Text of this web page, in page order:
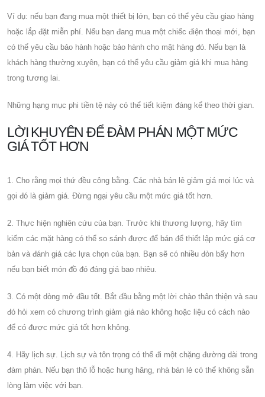
Ví dụ: nếu bạn đang mua một thiết bị lớn, bạn có thể yêu cầu giao hàng
hoặc lắp đặt miễn phí. Nếu bạn đang mua một chiếc điện thoại mới, bạn
có thể yêu cầu bảo hành hoặc bảo hành cho mặt hàng đó. Nếu bạn là
khách hàng thường xuyên, bạn có thể yêu cầu giảm giá khi mua hàng
trong tương lai.
Những hạng mục phi tiền tệ này có thể tiết kiệm đáng kể theo thời gian.
LỜI KHUYÊN ĐỂ ĐÀM PHÁN MỘT MỨC
GIÁ TỐT HƠN
1. Cho rằng mọi thứ đều công bằng. Các nhà bán lẻ giảm giá mọi lúc và
gọi đó là giảm giá. Đừng ngại yêu cầu một mức giá tốt hơn.
2. Thực hiện nghiên cứu của bạn. Trước khi thương lượng, hãy tìm
kiếm các mặt hàng có thể so sánh được để bán để thiết lập mức giá cơ
bản và đánh giá các lựa chọn của bạn. Bạn sẽ có nhiều đòn bẩy hơn
nếu bạn biết món đồ đó đáng giá bao nhiêu.
3. Có một dòng mở đầu tốt. Bắt đầu bằng một lời chào thân thiện và sau
đó hỏi xem có chương trình giảm giá nào không hoặc liệu có cách nào
để có được mức giá tốt hơn không.
4. Hãy lịch sự. Lịch sự và tôn trọng có thể đi một chặng đường dài trong
đàm phán. Nếu bạn thô lỗ hoặc hung hăng, nhà bán lẻ có thể không sẵn
lòng làm việc với bạn.